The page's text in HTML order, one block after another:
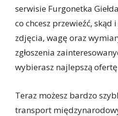
serwisie Furgonetka
co chcesz przewieźć, skąd
zdjęcia, wagę oraz
zgłoszenia
wybierasz najlepszą
Teraz możesz bardzo
transport